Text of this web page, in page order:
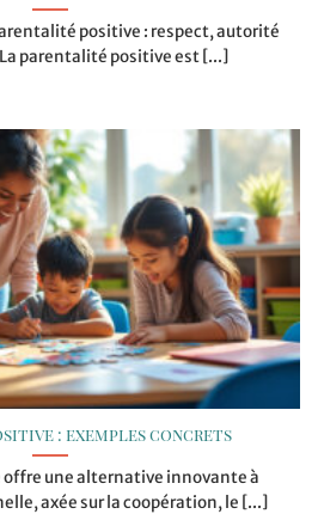
positive : respect, autorité
parentalité positive est [...]
: exemples concrets
offre une alternative innovante à
axée sur la coopération, le [...]